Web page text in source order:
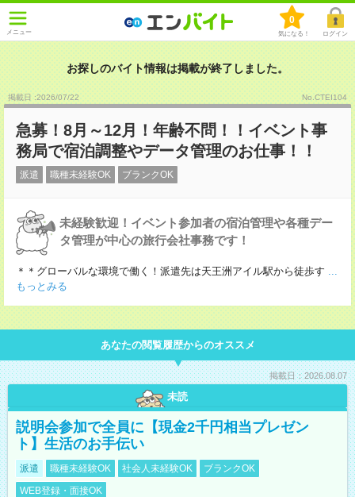
メニュー
0
気になる！ ログイン
お探しのバイト情報は掲載が終了しました。
掲載日 :2026/07/22 No.CTEI104
急募！8月～12月！年齢不問！！イベント事
務局で宿泊調整やデータ管理のお仕事！！
派遣 職種未経験OK ブランクOK
未経験歓迎！イベント参加者の宿泊管理や各種デー
タ管理が中心の旅行会社事務です！
＊＊グローバルな環境で働く！派遣先は天王洲アイル駅から徒歩す ...
もっとみる
あなたの閲覧履歴からのオススメ
掲載日：2026.08.07
未読
説明会参加で全員に【現金2千円相当プレゼン
ト】生活のお手伝い
派遣 職種未経験OK 社会人未経験OK
ブランクOK
WEB登録・面接OK